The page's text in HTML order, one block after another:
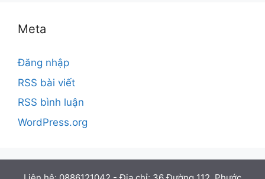
Meta
Đăng nhập
RSS bài viết
RSS bình luận
WordPress.org